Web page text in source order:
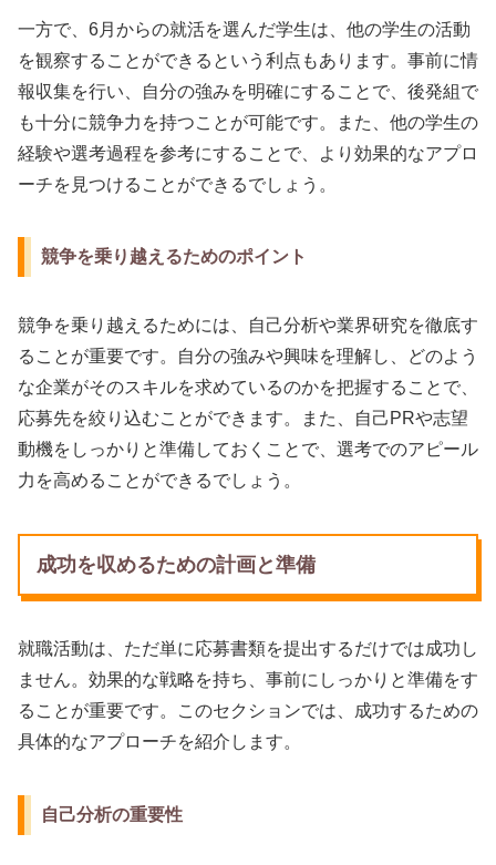
一方で、6月からの就活を選んだ学生は、他の学生の活動
を観察することができるという利点もあります。事前に情
報収集を行い、自分の強みを明確にすることで、後発組で
も十分に競争力を持つことが可能です。また、他の学生の
経験や選考過程を参考にすることで、より効果的なアプロ
ーチを見つけることができるでしょう。
競争を乗り越えるためのポイント
競争を乗り越えるためには、自己分析や業界研究を徹底す
ることが重要です。自分の強みや興味を理解し、どのよう
な企業がそのスキルを求めているのかを把握することで、
応募先を絞り込むことができます。また、自己PRや志望
動機をしっかりと準備しておくことで、選考でのアピール
力を高めることができるでしょう。
成功を収めるための計画と準備
就職活動は、ただ単に応募書類を提出するだけでは成功し
ません。効果的な戦略を持ち、事前にしっかりと準備をす
ることが重要です。このセクションでは、成功するための
具体的なアプローチを紹介します。
自己分析の重要性